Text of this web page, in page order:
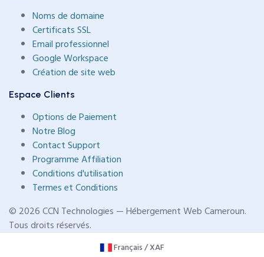
Noms de domaine
Certificats SSL
Email professionnel
Google Workspace
Création de site web
Espace Clients
Options de Paiement
Notre Blog
Contact Support
Programme Affiliation
Conditions d'utilisation
Termes et Conditions
© 2026 CCN Technologies — Hébergement Web Cameroun.
Tous droits réservés.
Français / XAF